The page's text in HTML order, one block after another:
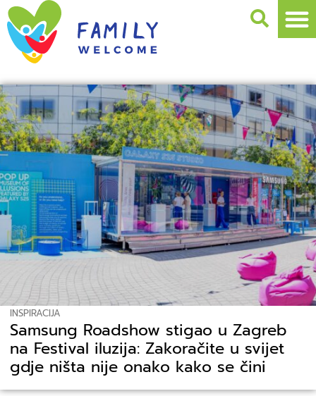
INSPIRACIJA
Samsung Roadshow stigao u Zagreb
na Festival iluzija: Zakoračite u svijet
gdje ništa nije onako kako se čini